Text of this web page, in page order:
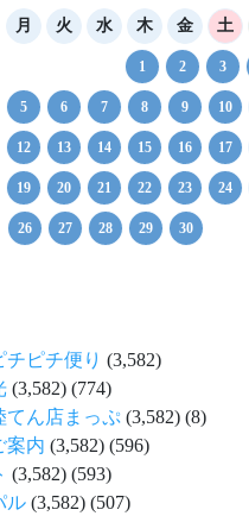
月 火 水 木 金 土
1 2 3
5 6 7 8 9 10
12 13 14 15 16 17
19 20 21 22 23 24
26 27 28 29 30
チピチ便り (3,582)
(3,582) (774)
てん店まっぷ (3,582) (8)
案内 (3,582) (596)
(3,582) (593)
ル (3,582) (507)